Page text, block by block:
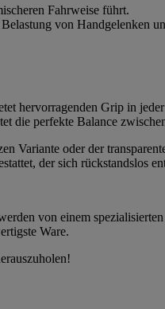
Fahrweise führt.
von Handgelenken
hervorragenden Grip in
die perfekte Balance
Variante oder der
der sich rückstandslos
von einem
Ware.